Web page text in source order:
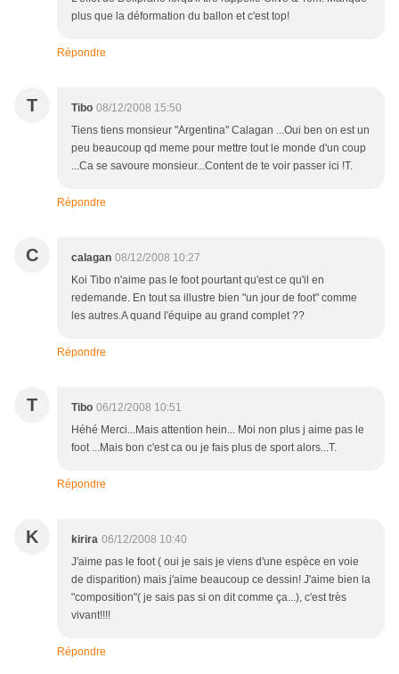
plus que la déformation du ballon et c'est top!
Répondre
T Tibo 08/12/2008 15:50
Tiens tiens monsieur "Argentina" Calagan ...Oui ben on est un
peu beaucoup qd meme pour mettre tout le monde d'un coup
...Ca se savoure monsieur...Content de te voir passer ici !T.
Répondre
C calagan 08/12/2008 10:27
Koi Tibo n'aime pas le foot pourtant qu'est ce qu'il en
redemande. En tout sa illustre bien "un jour de foot" comme
les autres.A quand l'équipe au grand complet ??
Répondre
T Tibo 06/12/2008 10:51
Héhé Merci...Mais attention hein... Moi non plus j aime pas le
foot ...Mais bon c'est ca ou je fais plus de sport alors...T.
Répondre
K kirira 06/12/2008 10:40
J'aime pas le foot ( oui je sais je viens d'une espèce en voie
de disparition) mais j'aime beaucoup ce dessin! J'aime bien la
"composition"( je sais pas si on dit comme ça...), c'est très
vivant!!!!
Répondre